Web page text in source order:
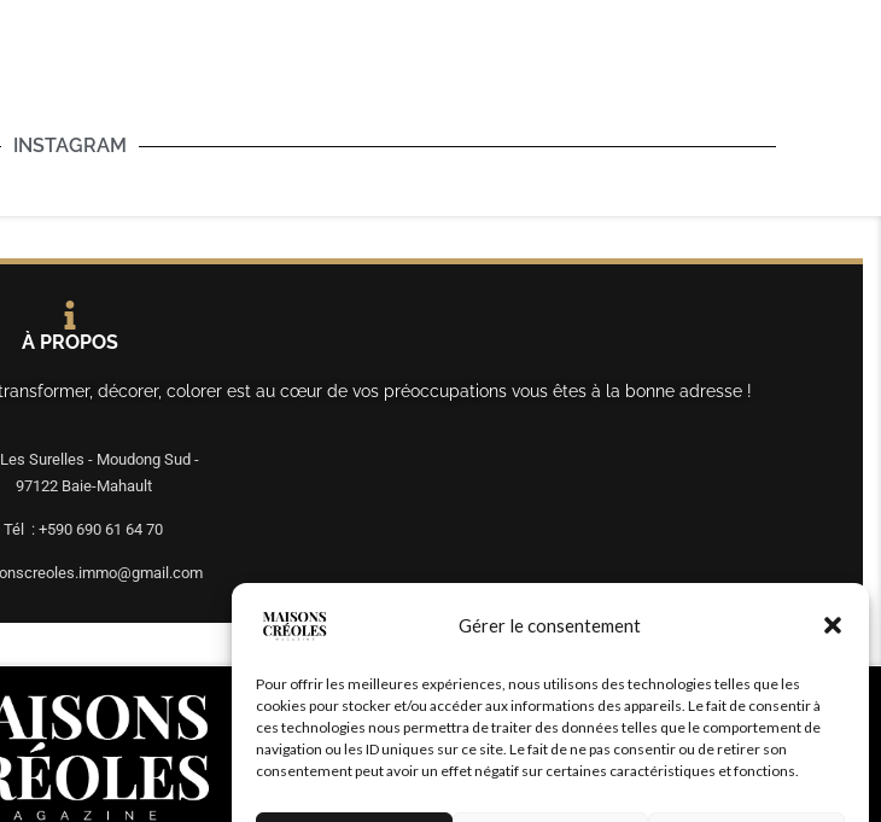
Gérer le consentement
Pour offrir les meilleures expériences, nous utilisons des technologies telles que les
cookies pour stocker et/ou accéder aux informations des appareils. Le fait de consentir à
ces technologies nous permettra de traiter des données telles que le comportement de
navigation ou les ID uniques sur ce site. Le fait de ne pas consentir ou de retirer son
consentement peut avoir un effet négatif sur certaines caractéristiques et fonctions.
INSTAGRAM
À PROPOS
décorer, colorer est au cœur de vos préoccupations vous êtes à la bonne adresse !
Surelles - Moudong Sud -
97122 Baie-Mahault
Tél : +590 690 61 64 70